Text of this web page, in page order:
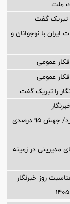
تبریک گفت
ایران با نوجوانان و
عمومی
عمومی
را تبریک گفت
درآمدهای عملیاتی بانك ملت از 160 همت عبور كرد/ جهش 95 درصدی
مدیریتی در زمینه
روز خبرنگار